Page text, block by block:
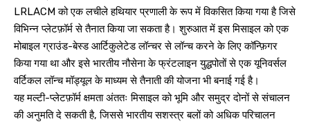
LRLACM को एक लचीले हथियार प्रणाली के रूप में विकसित किया गया है जिसे
विभिन्न प्लेटफ़ॉर्म से तैनात किया जा सकता है। शुरुआत में इस मिसाइल को एक
मोबाइल ग्राउंड-बेस्ड आर्टिकुलेटेड लॉन्चर से लॉन्च करने के लिए कॉन्फ़िगर
किया गया था और इसे भारतीय नौसेना के फ्रंटलाइन युद्धपोतों से एक यूनिवर्सल
वर्टिकल लॉन्च मॉड्यूल के माध्यम से तैनाती की योजना भी बनाई गई है।
यह मल्टी-प्लेटफ़ॉर्म क्षमता अंततः मिसाइल को भूमि और समुद्र दोनों से संचालन
की अनुमति दे सकती है, जिससे भारतीय सशस्त्र बलों को अधिक परिचालन